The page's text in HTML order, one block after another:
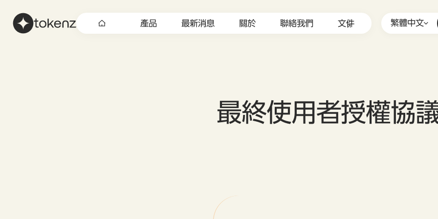
產品 最新消息 關於 聯絡我們 文件 繁體中文
最終使用者授權協